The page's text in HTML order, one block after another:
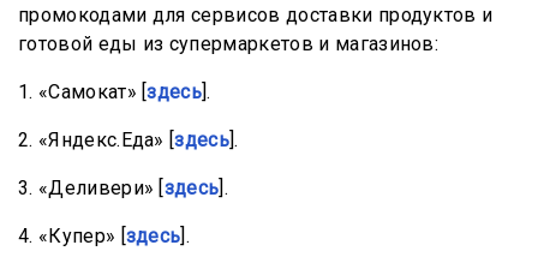
промокодами для сервисов доставки продуктов и
готовой еды из супермаркетов и магазинов:
1. «Самокат» [здесь ].
2. «Яндекс.Еда» [здесь ].
3. «Деливери» [ здесь ].
4. «Купер» [ здесь ].